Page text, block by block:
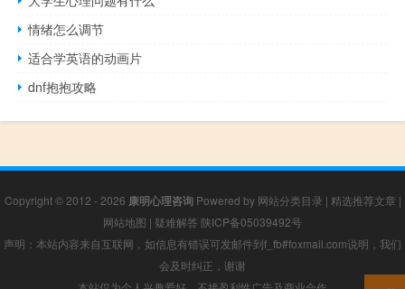
情绪怎么调节
适合学英语的动画片
dnf抱抱攻略
Copyright © 2012 - 2026 康明心理咨询Powered by 网站分类目录 | 精选推荐文章 |
网站地图 | 疑难解答 陕ICP备05039492号
声明：本站内容来自互联网，如信息有错误可发邮件到f_fb#foxmail.com说明，我们
会及时纠正，谢谢